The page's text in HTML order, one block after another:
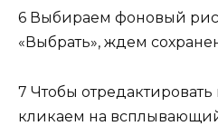
6 Выбираем фоновый
«Выбрать», ждем
7 Чтобы
кликаем на